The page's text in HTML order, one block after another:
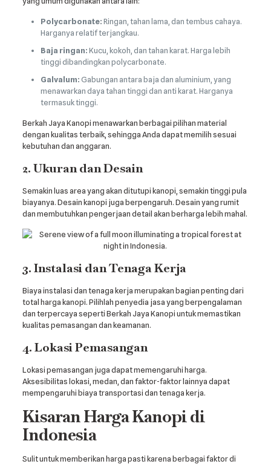
Polycarbonate:Ringan, tahan lama, dan tembus cahaya.
Harganya relatif terjangkau.
Baja ringan:Kucu, kokoh, dan tahan karat. Harga lebih
tinggi dibandingkan polycarbonate.
Galvalum:Gabungan antara baja dan aluminium, yang
menawarkan daya tahan tinggi dan anti karat. Harganya
termasuk tinggi.
Berkah Jaya Kanopi menawarkan berbagai pilihan material
dengan kualitas terbaik, sehingga Anda dapat memilih sesuai
kebutuhan dan anggaran.
2. Ukuran dan Desain
Semakin luas area yang akan ditutupi kanopi, semakin tinggi pula
biayanya. Desain kanopi juga berpengaruh. Desain yang rumit
dan membutuhkan pengerjaan detail akan berharga lebih mahal.
3. Instalasi dan Tenaga Kerja
Biaya instalasi dan tenaga kerja merupakan bagian penting dari
total harga kanopi. Pilihlah penyedia jasa yang berpengalaman
dan terpercaya seperti Berkah Jaya Kanopi untuk memastikan
kualitas pemasangan dan keamanan.
4. Lokasi Pemasangan
Lokasi pemasangan juga dapat memengaruhi harga.
Aksesibilitas lokasi, medan, dan faktor-faktor lainnya dapat
mempengaruhi biaya transportasi dan tenaga kerja.
Kisaran Harga Kanopi di
Indonesia
Sulit untuk memberikan harga pasti karena berbagai faktor di